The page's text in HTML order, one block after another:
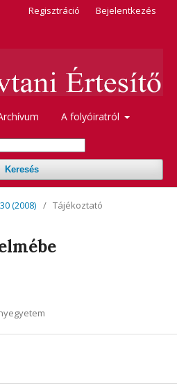
A folyóiratról
Keresés
Regisztráció Bejelentkezés
(2008) / Tájékoztató